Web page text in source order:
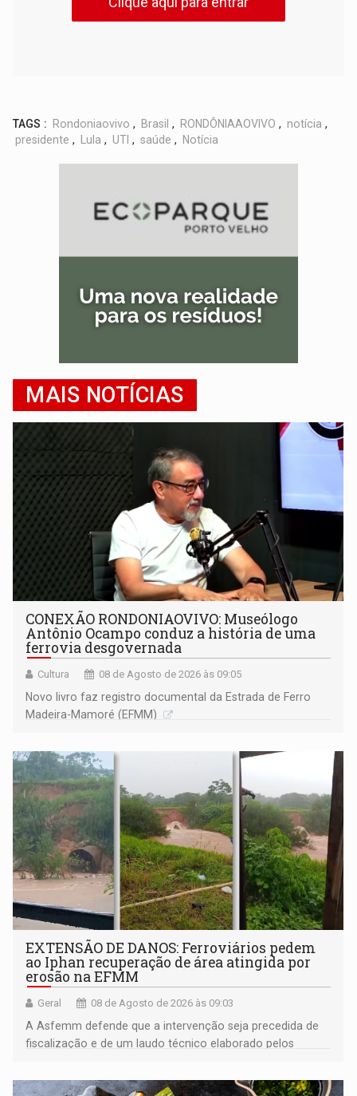
TAGS : Rondoniaovivo , Brasil , RONDÔNIAAOVIVO , notícia ,
presidente , Lula , UTI , saúde , Notícia
MAIS NOTÍCIAS
CONEXÃO RONDONIAOVIVO: Museólogo
Antônio Ocampo conduz a história de uma
ferrovia desgovernada
Cultura 08 de Agosto de 2026 às 09:05
Novo livro faz registro documental da Estrada de Ferro
Madeira-Mamoré (EFMM)
EXTENSÃO DE DANOS: Ferroviários pedem
ao Iphan recuperação de área atingida por
erosão na EFMM
Geral 08 de Agosto de 2026 às 09:03
A Asfemm defende que a intervenção seja precedida de
fiscalização e de um laudo técnico elaborado pelos